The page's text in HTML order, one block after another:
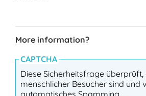
More information?
CAPTCHA
Diese Sicherheitsfrage überprüft,
menschlicher Besucher sind und
automatisches Spamming.